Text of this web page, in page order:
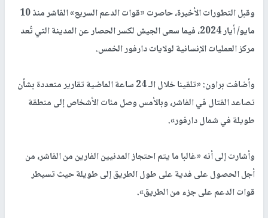
وقبل التطورات الأخيرة، حاصرت «قوات الدعم السريع» الفاشر منذ 10
مايو/ أيار 2024، فيما سعى الجيش لكسر الحصار عن المدينة التي تُعد
مركز العمليات الإنسانية لولايات دارفور الخمس.
وأضافت براون: «تلقينا خلال الـ 24 ساعة الماضية تقارير متعددة بشأن
تصاعد القتال في الفاشر، وبالأمس وصل مئات الأشخاص إلى منطقة
طويلة في شمال دارفور».
وأشارت إلى أنه «غالبا ما يتم احتجاز المدنيين الفارين من الفاشر، من
أجل الحصول على فدية على طول الطريق إلى طويلة حيث تسيطر
قوات الدعم على جزء من الطريق».